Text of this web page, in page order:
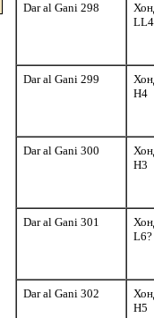
Dar al Gani 298
LL4
Dar al Gani 299
H4
Dar al Gani 300
H3
Dar al Gani 301
L6?
Dar al Gani 302
H5